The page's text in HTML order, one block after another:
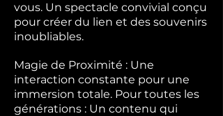
vous. Un spectacle convivial conçu
pour créer du lien et des souvenirs
inoubliables.
Magie de Proximité : Une
interaction constante pour une
immersion totale. Pour toutes les
générations : Un contenu qui